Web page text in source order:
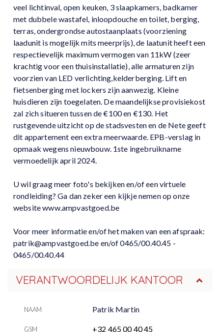
veel lichtinval, open keuken, 3 slaapkamers, badkamer
met dubbele wastafel, inloopdouche en toilet, berging,
terras, ondergrondse autostaanplaats (voorziening
laadunit is mogelijk mits meerprijs), de laatunit heeft een
respectievelijk maximum vermogen van 11kW (zeer
krachtig voor een thuisinstallatie), alle armaturen zijn
voorzien van LED verlichting,kelderberging. Lift en
fietsenberging met lockers zijn aanwezig. Kleine
huisdieren zijn toegelaten. De maandelijkse provisiekost
zal zich situeren tussen de €100 en €130. Het
rustgevende uitzicht op de stadsvesten en de Nete geeft
dit appartement een extra meerwaarde. EPB-verslag in
opmaak wegens nieuwbouw. 1ste ingebruikname
vermoedelijk april 2024.
U wil graag meer foto's bekijken en/of een virtuele
rondleiding? Ga dan zeker een kijkje nemen op onze
website www.ampvastgoed.be
Voor meer informatie en/of het maken van een afspraak:
patrik@ampvastgoed.be en/of 0465/00.40.45 -
0465/00.40.44
VERANTWOORDELIJK KANTOOR
NAAM Patrik Martin
GSM +32 465 00 40 45